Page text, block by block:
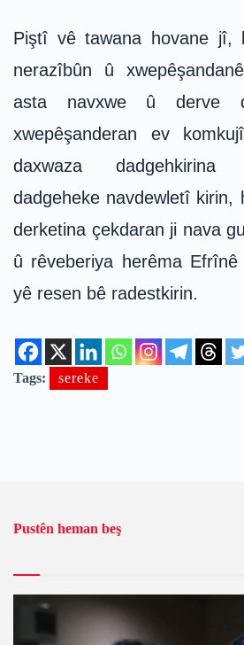
Piştî vê tawana hovane jî,
nerazîbûn û
asta navxwe û derve
xwepêşanderan ev
daxwaza
dadgeheke navdewletî kirin,
derketina çekdaran ji nava
û rêveberiya herêma
yê resen bê radestkirin.
Tags: sereke
Pustên heman beş